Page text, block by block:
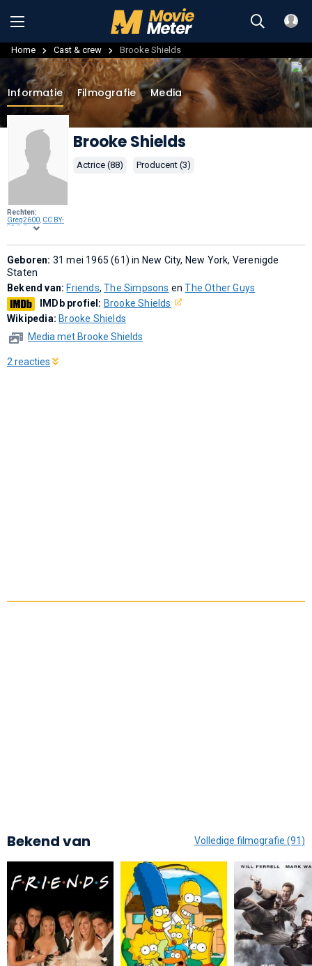
Home Cast & crew Brooke Shields
Rechten:
Greg2600, CC BY-
SA 2.0 , via
Commons.
Informatie Filmografie Media
Brooke Shields
Actrice (88) Producent (3)
Geboren: 31 mei 1965 (61) in New City, New York, Verenigde
Staten
Bekend van: Friends,The Simpsons enThe Other Guys
IMDb profiel: Brooke Shields
Wikipedia: Brooke Shields
Media met Brooke Shields
2 reacties
Bekend van Volledige filmografie (91)